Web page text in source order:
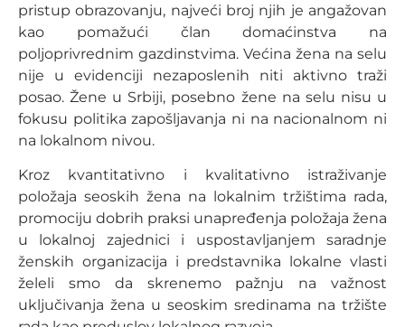
pristup obrazovanju, najveći broj njih je angažovan
kao pomažući član domaćinstva na
poljoprivrednim gazdinstvima. Većina žena na selu
nije u evidenciji nezaposlenih niti aktivno traži
posao. Žene u Srbiji, posebno žene na selu nisu u
fokusu politika zapošljavanja ni na nacionalnom ni
na lokalnom nivou.
Kroz kvantitativno i kvalitativno istraživanje
položaja seoskih žena na lokalnim tržištima rada,
promociju dobrih praksi unapređenja položaja žena
u lokalnoj zajednici i uspostavljanjem saradnje
ženskih organizacija i predstavnika lokalne vlasti
želeli smo da skrenemo pažnju na važnost
uključivanja žena u seoskim sredinama na tržište